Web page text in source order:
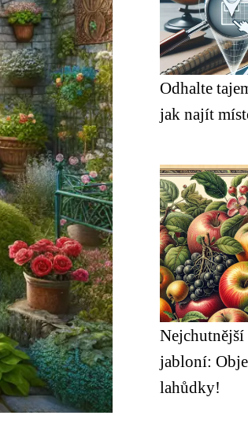
Odhalte
jak najít
Nejchutnější
jabloní:
lahůdky!